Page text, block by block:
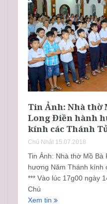
Tin Ảnh: Nhà thờ
Long Điền hành
kính các Thánh
Chủ Nhật 15.07.2018
Tin Ảnh: Nhà thờ Mồ
hương Năm Thánh kính
*** Vào lúc 17g00 ngày
Chú
Xem tin